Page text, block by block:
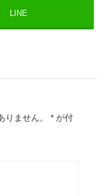
LINE
ません。 * が付